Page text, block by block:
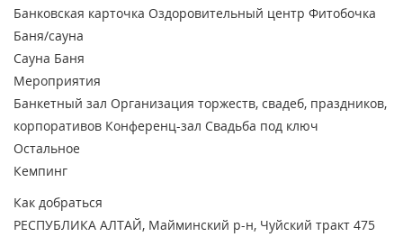
Банковская карточка Оздоровительный центр Фитобочка
Баня/сауна
Сауна Баня
Мероприятия
Банкетный зал Организация торжеств, свадеб, праздников,
корпоративов Конференц-зал Свадьба под ключ
Остальное
Кемпинг
Как добраться
РЕСПУБЛИКА АЛТАЙ, Майминский р-н, Чуйский тракт 475